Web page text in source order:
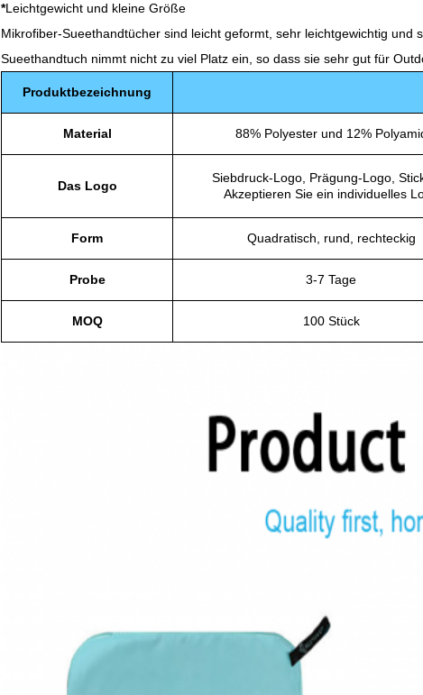
*Leichtgewicht und kleine Größe
Mikrofiber-Sueethandtücher sind leicht geformt, sehr leichtgewichtig und
Sueethandtuch nimmt nicht zu viel Platz ein, so dass sie sehr gut für
Produktbezeichnung
Material 88% Polyester und 12%
Das Logo
Siebdruck-Logo, Prägung-Logo,
Akzeptieren Sie ein individuelles
Form Quadratisch, rund, rechteckig
Probe 3-7 Tage
MOQ 100 Stück